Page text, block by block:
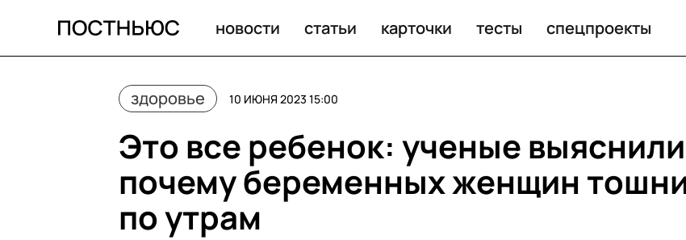
новости статьи карточки тесты спецпроекты
здоровье 10 ИЮНЯ 2023 15:00
Это все ребенок: ученые
почему беременных женщин
по утрам